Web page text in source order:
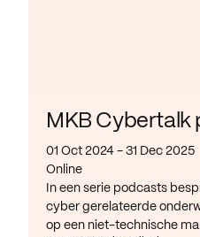
MKB Cybertalk
01 Oct 2024 - 31 Dec 2025
Online
In een serie podcasts
cyber gerelateerde
op een niet-technische